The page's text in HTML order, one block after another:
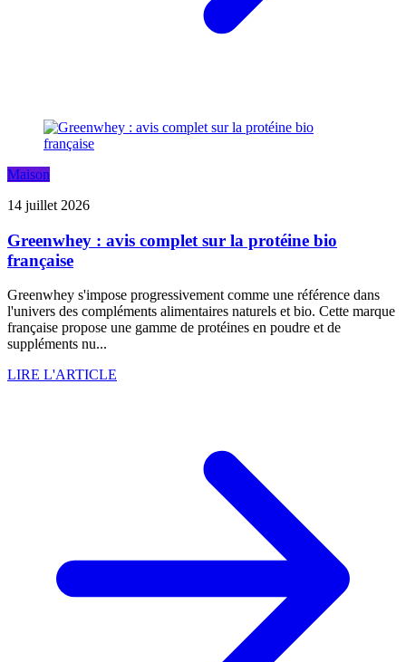
Maison
14 juillet 2026
Greenwhey : avis complet sur la protéine bio
française
Greenwhey s'impose progressivement comme une référence dans
l'univers des compléments alimentaires naturels et bio. Cette marque
française propose une gamme de protéines en poudre et de
suppléments nu...
LIRE L'ARTICLE